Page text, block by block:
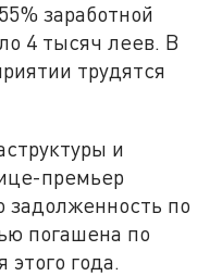
заработной
4 тысяч леев. В
трудятся
и
премьер
задолженность по
погашена по
года.